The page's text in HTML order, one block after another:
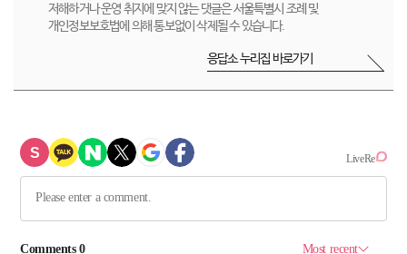
저해하거나 운영 취지에 맞지 않는 댓글은 서울특별시 조례 및
개인정보보호법에 의해 통보없이 삭제될 수 있습니다.
응답소 누리집 바로가기